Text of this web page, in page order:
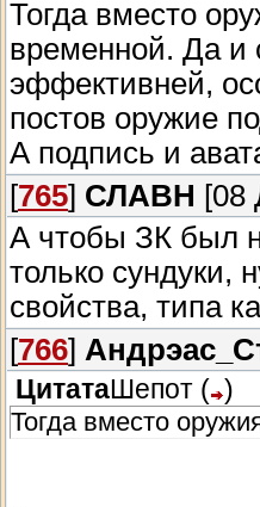
Тогда вместо
временной. Да и
эффективней,
постов оружие
А подпись и
[765] СЛАВН [08
А чтобы ЗК был
только сундуки,
свойства, типа
[766]
ЦитатаШепот ( )
Тогда вместо